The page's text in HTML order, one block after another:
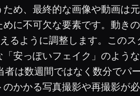
め、最終的な画像や動画は
に不可欠な要素です。動き
るように調整します。この
安っぽいフェイク」のよう
は数週間ではなく数分でパ
かかる写真撮影や再撮影が